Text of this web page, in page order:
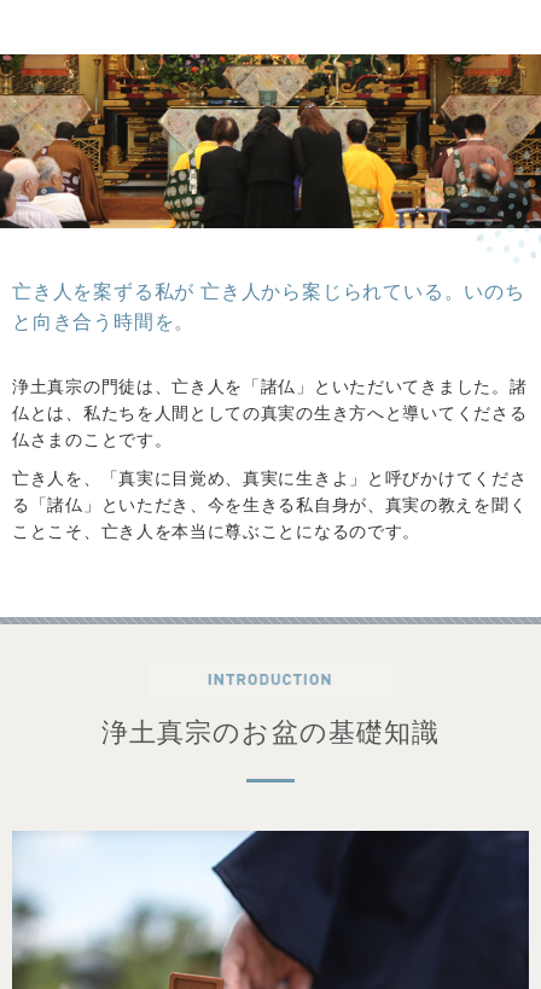
亡き人を案ずる私が 亡き人から案じられている。 いのち
と向き合う時間を。
浄土真宗の門徒は、亡き人を「諸仏」といただいてきました。 諸
仏とは、私たちを人間としての真実の生き方へと導いてくださる
仏さまのことです。
亡き人を、「真実に目覚め、真実に生きよ」と呼びかけてくださ
る「諸仏」といただき、 今を生きる私自身が、真実の教えを聞く
ことこそ、亡き人を本当に尊ぶことになるのです。
浄⼟真宗のお盆の基礎知識